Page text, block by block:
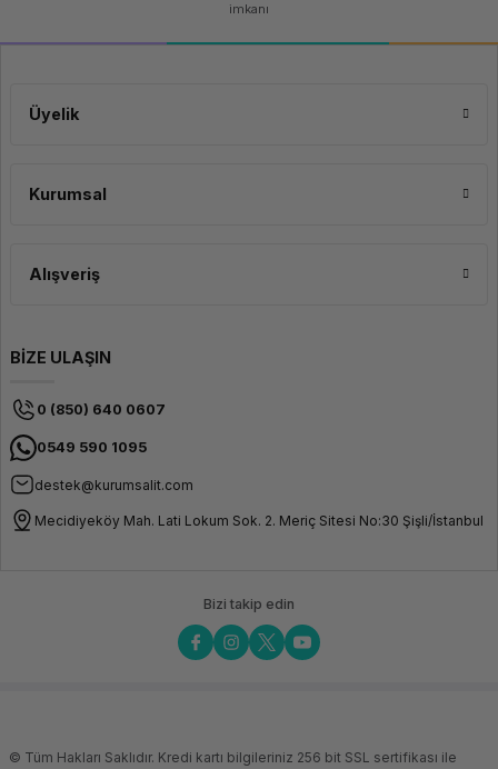
imkanı
Üyelik
Kurumsal
Alışveriş
BİZE ULAŞIN
0 (850) 640 0607
0549 590 1095
destek@kurumsalit.com
Mecidiyeköy Mah. Lati Lokum Sok. 2. Meriç Sitesi No:30 Şişli/İstanbul
Bizi takip edin
© Tüm Hakları Saklıdır. Kredi kartı bilgileriniz 256 bit SSL sertifikası ile